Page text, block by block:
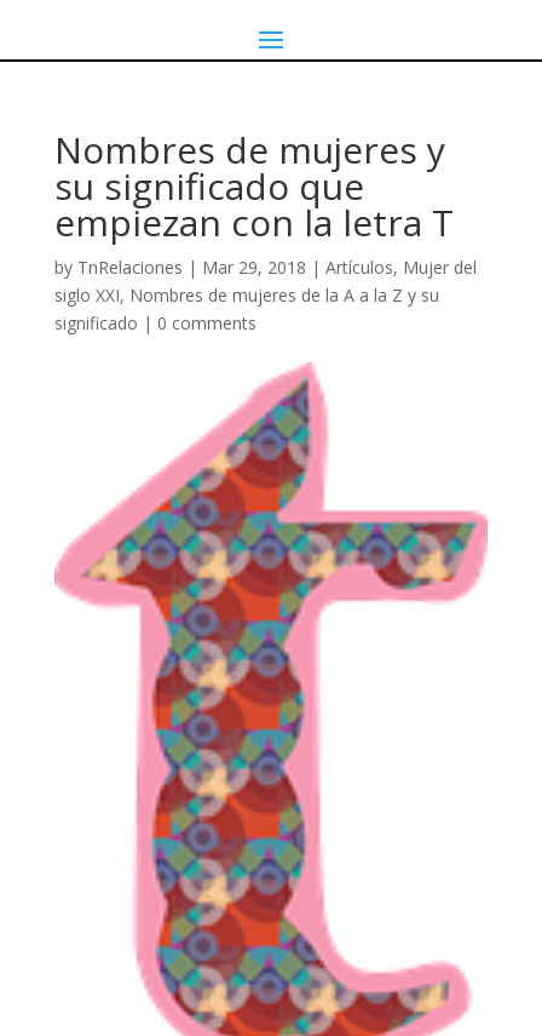
Nombres de mujeres y
su significado que
empiezan con la letra T
by TnRelaciones | Mar 29, 2018 | Artículos, Mujer del
siglo XXI, Nombres de mujeres de la A a la Z y su
significado | 0 comments